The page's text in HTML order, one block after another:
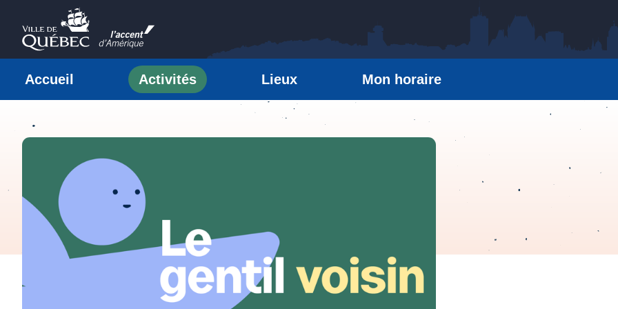
Passer au contenu
Ville de Québec
Accueil Activités Lieux Mon horaire